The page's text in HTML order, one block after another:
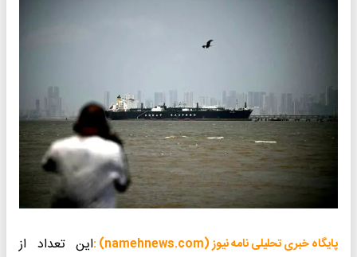
پایگاه خبری تحلیلی نامه نیوز (namehnews.com) :
این تعداد از